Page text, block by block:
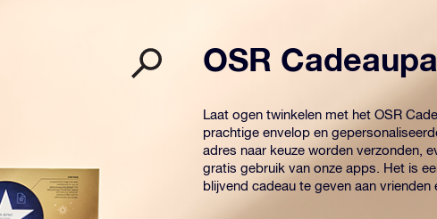
OSR
Laat ogen twinkelen met het OSR
prachtige envelop en
adres naar keuze worden verzonden,
gratis gebruik van onze apps. Het is
blijvend cadeau te geven aan vrienden